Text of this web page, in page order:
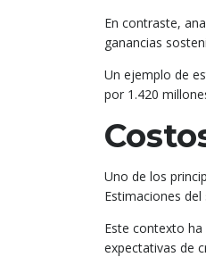
En contraste,
ganancias
Un ejemplo de
por 1.420
Uno de los
Estimaciones
Este contexto
expectativas de